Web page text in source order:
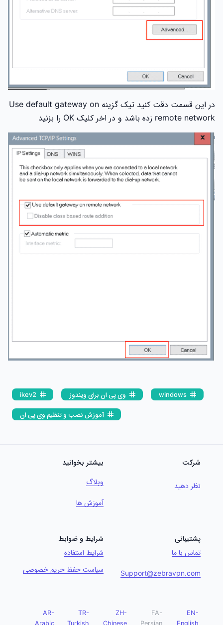
در این قسمت دقت کنید تیک گزینه Use default gateway on
remote network زده باشد و در اخر کلیک OK را بزنید
windows وی پی ان برای ویندوز ikev2
آموزش نصب و تنظیم وی پی ان
شرکت
نظر دهید
بیشتر بخوانید
وبلاگ
آموزش ها
پشتیبانی
تماس با ما
Support@zebravpn.com
شرایط و ضوابط
شرایط استفاده
سیاست حفظ حریم خصوصی
EN-
English
FA-
Persian
ZH-
Chinese
TR-
Turkish
AR-
Arabic